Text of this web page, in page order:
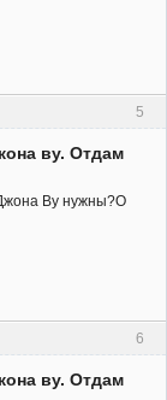
5
ву. Отдам
Ву нужны?О
6
ву. Отдам